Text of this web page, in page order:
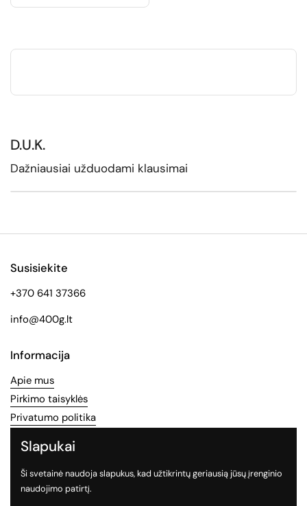
D.U.K.
Dažniausiai užduodami klausimai
Susisiekite
+370 641 37366
info@400g.lt
Informacija
Apie mus
Pirkimo taisyklės
Privatumo politika
Socialinės medijos
Sekite mus socialiniuose tinkluose
Slapukai
Ši svetainė naudoja slapukus, kad užtikrintų geriausią jūsų įrenginio
naudojimo patirtį.